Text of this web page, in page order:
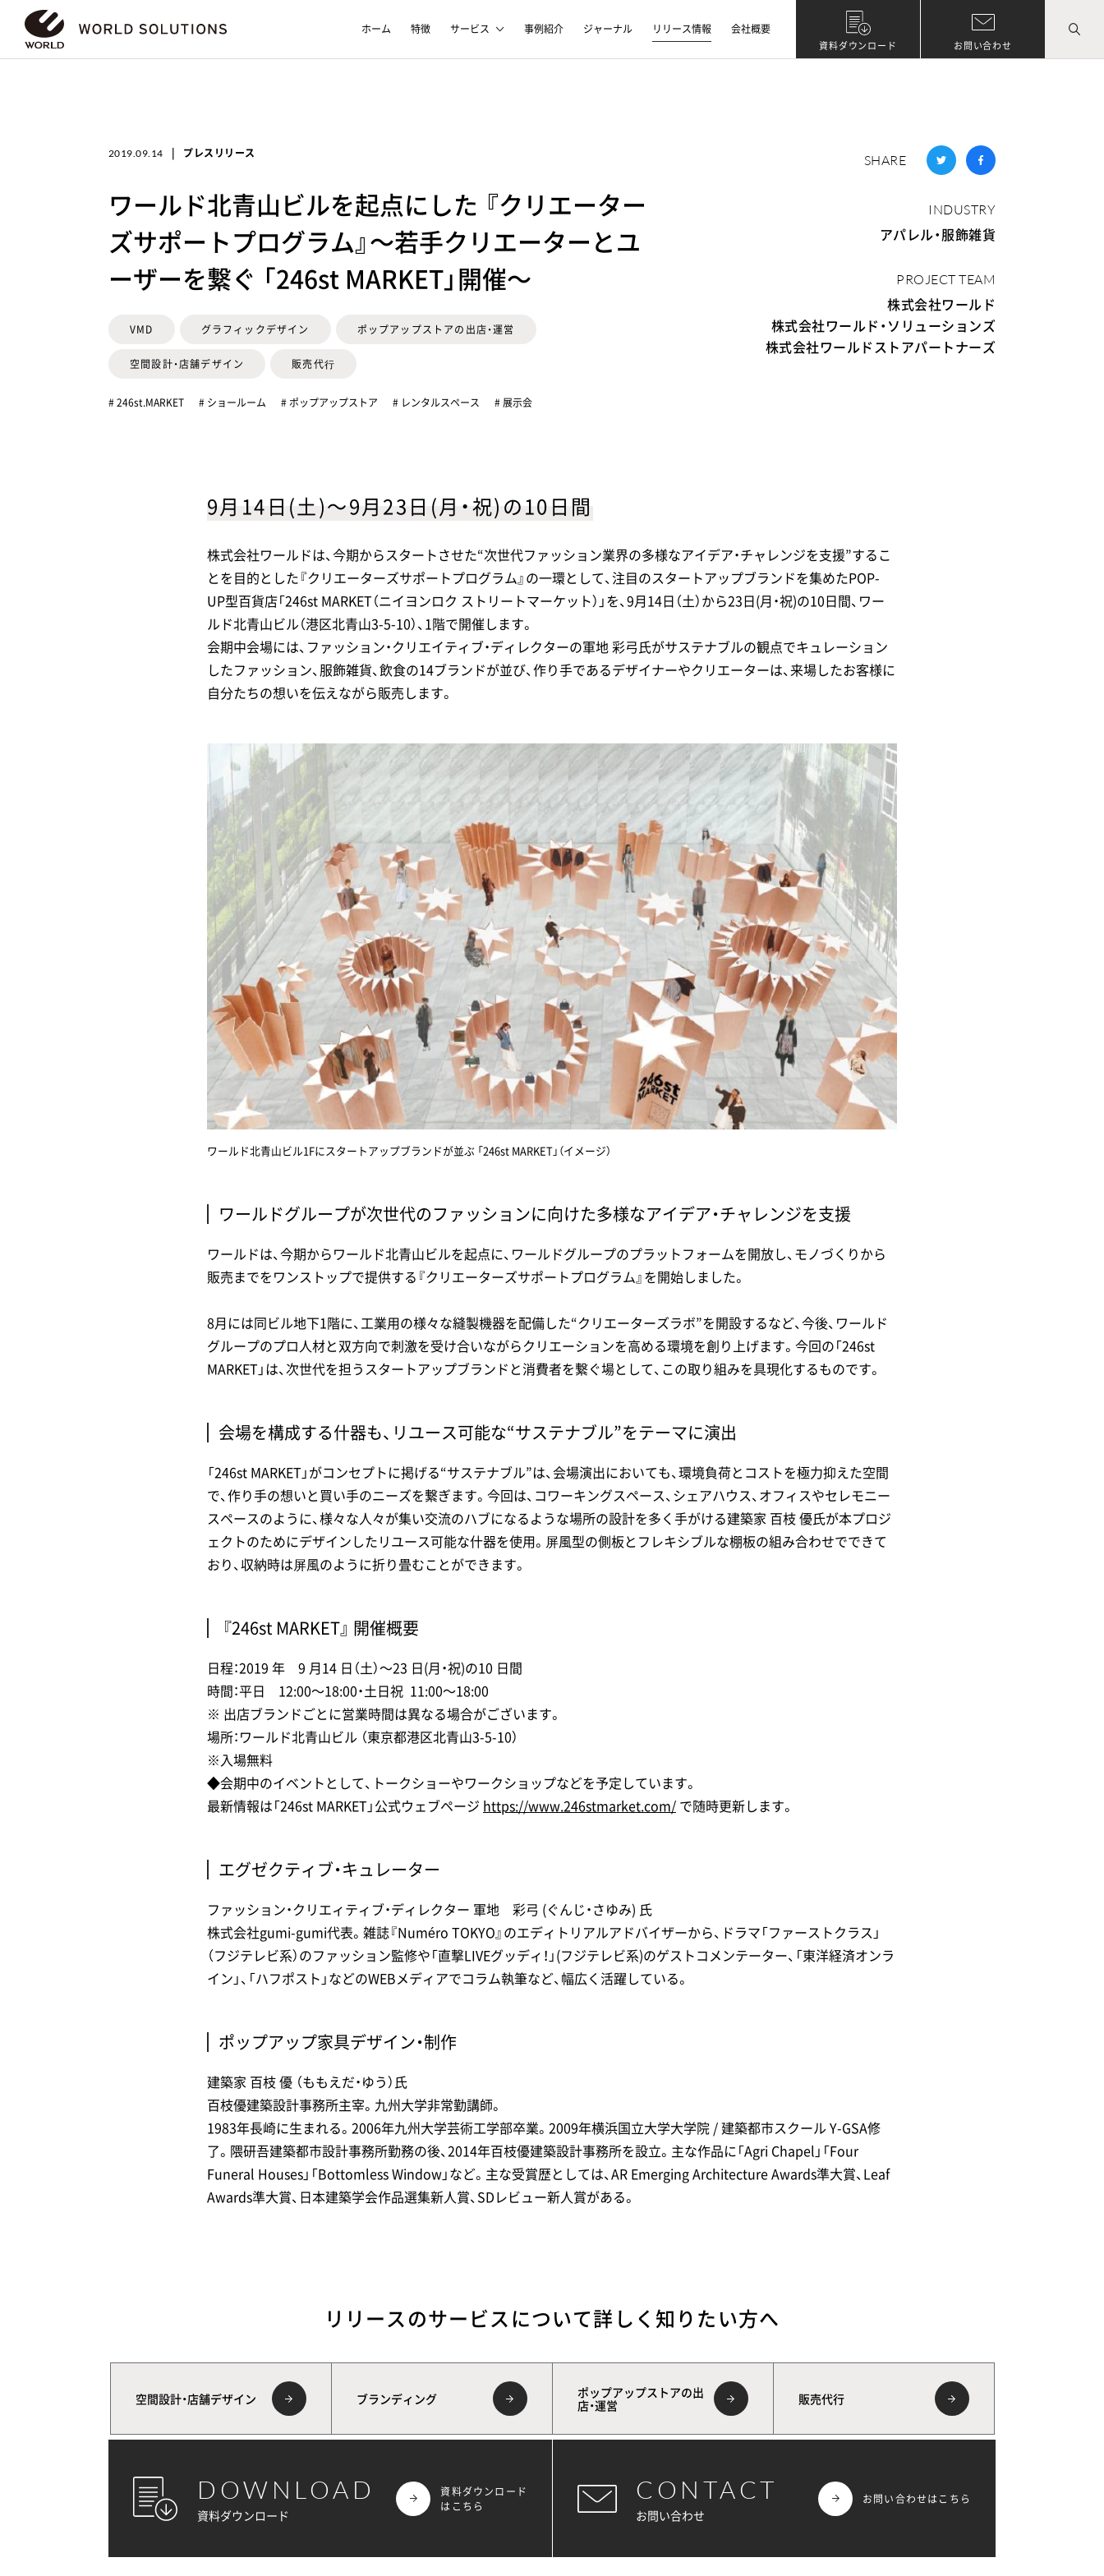
ホーム 特徴 サービス 事例紹介 ジャーナル リリース情報 会社概要
資料ダウンロード お問い合わせ
2019.09.14 | プレスリリース
ワールド北青山ビルを起点にした 『クリエーター
ズサポートプログラム』～若手クリエーターとユ
ーザーを繋ぐ 「246st MARKET」開催～
VMD グラフィックデザイン ポップアップストアの出店・運営
空間設計・店舗デザイン 販売代⾏
# 246st.MARKET # ショールーム # ポップアップストア # レンタルスペース # 展示会
SHARE
INDUSTRY
アパレル・服飾雑貨
PROJECT TEAM
株式会社ワールド
株式会社ワールド・ソリューションズ
株式会社ワールドストアパートナーズ
9月14日(土)～9月23日(月・祝)の10日間
株式会社ワールドは、今期からスタートさせた“次世代ファッション業界の多様なアイデア・チャレンジを支援”するこ
とを目的とした『クリエーターズサポートプログラム』の一環として、注目のスタートアップブランドを集めたPOP-
UP型百貨店「246st MARKET（ニイヨンロク ストリートマーケット）」を、9月14日（土）から23日(月・祝)の10日間、ワー
ルド北青山ビル（港区北青山3-5-10）、1階で開催します。
会期中会場には、ファッション・クリエイティブ・ディレクターの軍地 彩弓氏がサステナブルの観点でキュレーション
したファッション、服飾雑貨、飲食の14ブランドが並び、作り手であるデザイナーやクリエーターは、来場したお客様に
自分たちの想いを伝えながら販売します。
ワールド北青山ビル1Fにスタートアップブランドが並ぶ 「246st MARKET」（イメージ）
ワールドグループが次世代のファッションに向けた多様なアイデア・チャレンジを支援
ワールドは、今期からワールド北青山ビルを起点に、ワールドグループのプラットフォームを開放し、モノづくりから
販売までをワンストップで提供する『クリエーターズサポートプログラム』を開始しました。
8月には同ビル地下1階に、工業用の様々な縫製機器を配備した“クリエーターズラボ”を開設するなど、今後、ワールド
グループのプロ人材と双方向で刺激を受け合いながらクリエーションを高める環境を創り上げます。今回の「246st
MARKET」は、次世代を担うスタートアップブランドと消費者を繋ぐ場として、この取り組みを具現化するものです。
会場を構成する什器も、リユース可能な“サステナブル”をテーマに演出
「246st MARKET」がコンセプトに掲げる“サステナブル”は、会場演出においても、環境負荷とコストを極力抑えた空間
で、作り手の想いと買い手のニーズを繋ぎます。今回は、コワーキングスペース、シェアハウス、オフィスやセレモニー
スペースのように、様々な人々が集い交流のハブになるような場所の設計を多く手がける建築家 百枝 優氏が本プロジ
ェクトのためにデザインしたリユース可能な什器を使用。屏風型の側板とフレキシブルな棚板の組み合わせでできて
おり、収納時は屏風のように折り畳むことができます。
『246st MARKET』 開催概要
日程：2019 年 9 月14 日（土）～23 日(月・祝)の10 日間
時間：平日 12:00～18:00・土日祝 11:00～18:00
※ 出店ブランドごとに営業時間は異なる場合がございます。
場所：ワールド北青山ビル （東京都港区北青山3-5-10）
※入場無料
◆会期中のイベントとして、トークショーやワークショップなどを予定しています。
最新情報は「246st MARKET」公式ウェブページ https://www.246stmarket.com/ で随時更新します。
エグゼクティブ・キュレーター
ファッション・クリエィティブ・ディレクター 軍地 彩弓 (ぐんじ・さゆみ) 氏
株式会社gumi-gumi代表。雑誌『Numéro TOKYO』のエディトリアルアドバイザーから、ドラマ「ファーストクラス」
（フジテレビ系）のファッション監修や「直撃LIVEグッディ！」(フジテレビ系)のゲストコメンテーター、「東洋経済オンラ
イン」、「ハフポスト」などのWEBメディアでコラム執筆など、幅広く活躍している。
ポップアップ家具デザイン・制作
建築家 百枝 優 （ももえだ・ゆう）氏
百枝優建築設計事務所主宰。九州大学非常勤講師。
1983年長崎に生まれる。2006年九州大学芸術工学部卒業。2009年横浜国立大学大学院 / 建築都市スクール Y-GSA修
了。隈研吾建築都市設計事務所勤務の後、2014年百枝優建築設計事務所を設立。主な作品に「Agri Chapel」「Four
Funeral Houses」「Bottomless Window」など。主な受賞歴としては、AR Emerging Architecture Awards準大賞、Leaf
Awards準大賞、日本建築学会作品選集新人賞、SDレビュー新人賞がある。
リリースのサービスについて詳しく知りたい方へ
空間設計・店舗デザイン ブランディング
ポップアップストアの出
店・運営
販売代行
DOWNLOAD
資料ダウンロード
資料ダウンロード
はこちら
CONTACT
お問い合わせ
お問い合わせはこちら